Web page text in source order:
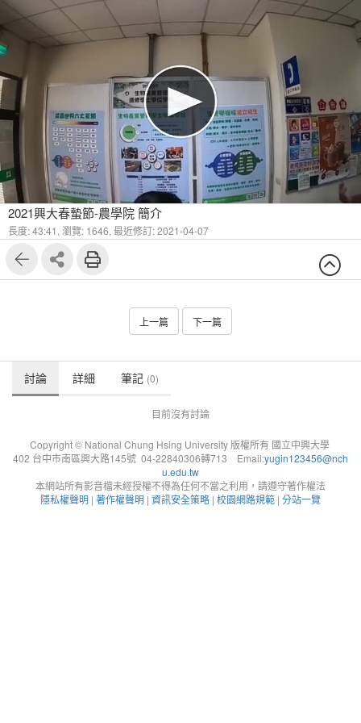
2021興大春蟄節-農學院 簡介
長度: 43:41, 瀏覽: 1646, 最近修訂: 2021-04-07
上一篇 下一篇
討論 詳細 筆記 (0)
目前沒有討論
Copyright © National Chung Hsing University 版權所有 國立中興大學
402 台中市南區興大路145號 04-22840306轉713 Email:yugin123456@nch
u.edu.tw
本網站所有影音檔未經授權不得為任何不當之利用，請遵守著作權法
隱私權聲明 | 著作權聲明 | 資訊安全策略 | 校園網路規範 | 分站一覽